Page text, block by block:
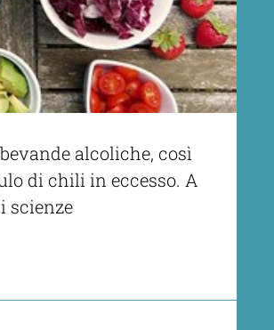
alcoliche, così
di chili in eccesso. A
scienze